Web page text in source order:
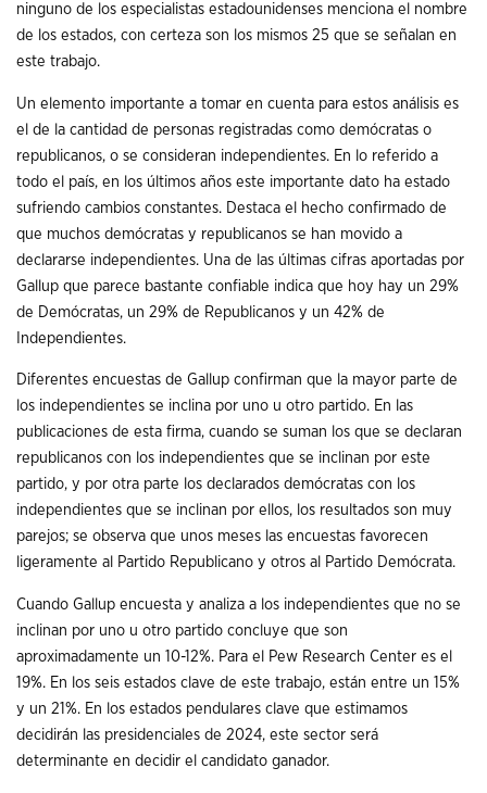
ninguno de los especialistas estadounidenses menciona el nombre
de los estados, con certeza son los mismos 25 que se señalan en
este trabajo.
Un elemento importante a tomar en cuenta para estos análisis es
el de la cantidad de personas registradas como demócratas o
republicanos, o se consideran independientes. En lo referido a
todo el país, en los últimos años este importante dato ha estado
sufriendo cambios constantes. Destaca el hecho confirmado de
que muchos demócratas y republicanos se han movido a
declararse independientes. Una de las últimas cifras aportadas por
Gallup que parece bastante confiable indica que hoy hay un 29%
de Demócratas, un 29% de Republicanos y un 42% de
Independientes.
Diferentes encuestas de Gallup confirman que la mayor parte de
los independientes se inclina por uno u otro partido. En las
publicaciones de esta firma, cuando se suman los que se declaran
republicanos con los independientes que se inclinan por este
partido, y por otra parte los declarados demócratas con los
independientes que se inclinan por ellos, los resultados son muy
parejos; se observa que unos meses las encuestas favorecen
ligeramente al Partido Republicano y otros al Partido Demócrata.
Cuando Gallup encuesta y analiza a los independientes que no se
inclinan por uno u otro partido concluye que son
aproximadamente un 10-12%. Para el Pew Research Center es el
19%. En los seis estados clave de este trabajo, están entre un 15%
y un 21%. En los estados pendulares clave que estimamos
decidirán las presidenciales de 2024, este sector será
determinante en decidir el candidato ganador.